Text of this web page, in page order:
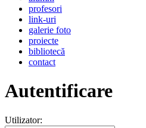
profesori
link-uri
galerie foto
proiecte
bibliotecă
contact
Autentificare
Utilizator: